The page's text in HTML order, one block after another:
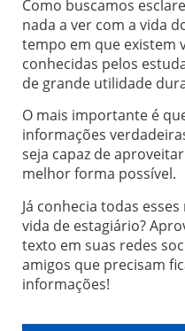
Como buscamos
nada a ver com a vida
tempo em que existem
conhecidas pelos
de grande utilidade
O mais importante é
informações
seja capaz de
melhor forma possível.
Já conhecia todas
vida de estagiário?
texto em suas redes
amigos que precisam
informações!